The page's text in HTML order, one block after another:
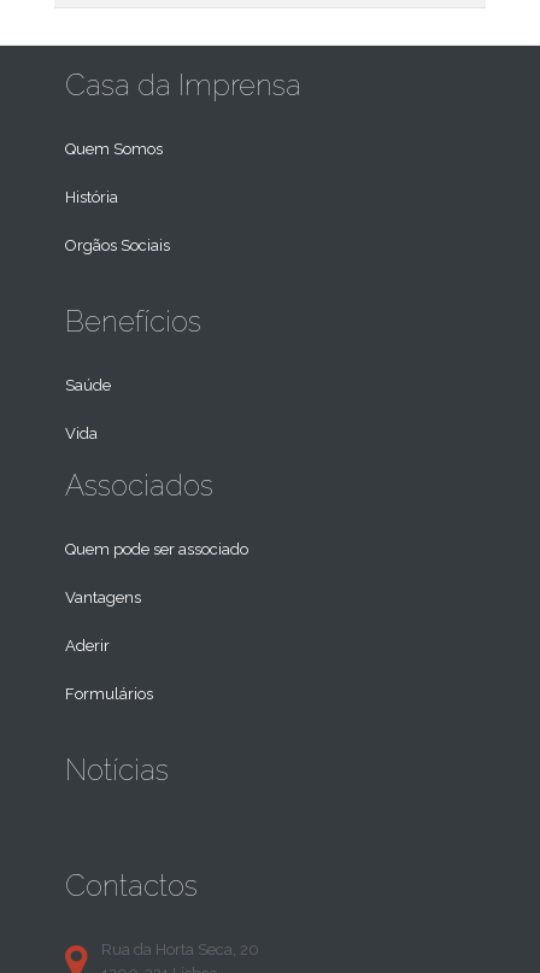
Casa da Imprensa
Quem Somos
História
Orgãos Sociais
Benefícios
Saúde
Vida
Associados
Quem pode ser associado
Vantagens
Aderir
Formulários
Notícias
Contactos
Rua da Horta Seca, 20